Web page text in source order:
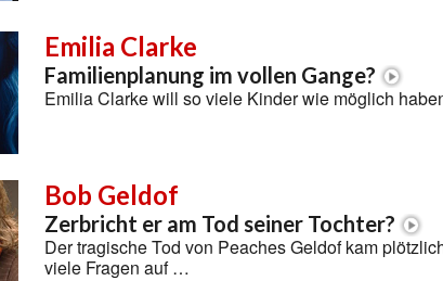
Emilia Clarke
Familienplanung im vollen Gange?
Emilia Clarke will so viele Kinder wie möglich
Bob Geldof
Zerbricht er am Tod seiner Tochter?
Der tragische Tod von Peaches Geldof kam
viele Fragen auf …